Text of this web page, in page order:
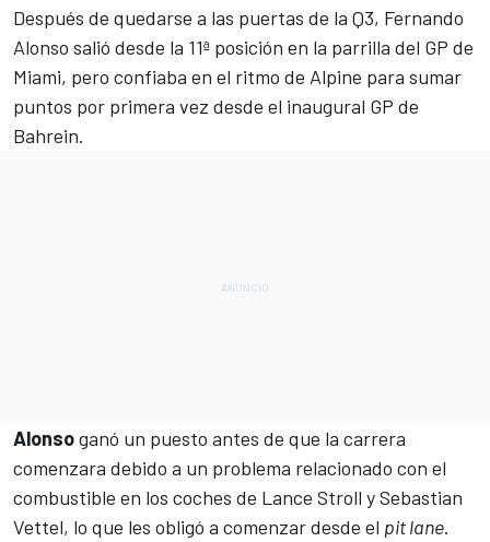
Después de quedarse a las puertas de la Q3, Fernando
Alonso salió desde la 11ª posición en la parrilla del GP de
Miami, pero confiaba en el ritmo de Alpine para sumar
puntos por primera vez desde el inaugural GP de
Bahrein.
Alonsoganó un puesto antes de que la carrera
comenzara debido a un problema relacionado con el
combustible en los coches de Lance Stroll ySebastian
Vettel, lo que les obligó a comenzar desde el pit lane.